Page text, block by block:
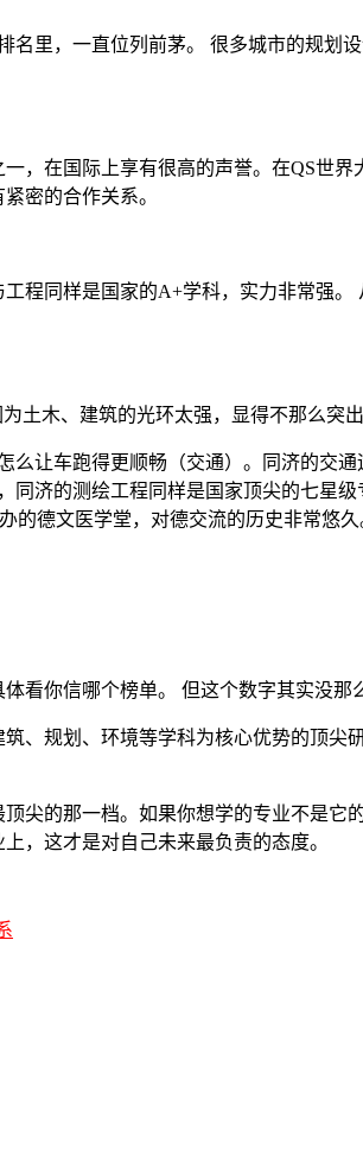
名里，一直位列前茅。 很多城市的规划
，在国际上享有很高的声誉。在QS世
密的合作关系。
程同样是国家的A+学科，实力非常强
土木、建筑的光环太强，显得不那么突出
么让车跑得更顺畅（交通）。同济的交
济的测绘工程同样是国家顶尖的七星级
的德文医学堂，对德交流的历史非常悠
看你信哪个榜单。 但这个数字其实没那
、规划、环境等学科为核心优势的顶
尖的那一档。如果你想学的专业不是
，这才是对自己未来最负责的态度。